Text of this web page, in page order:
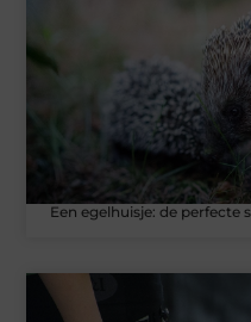
Een egelhuisje: de